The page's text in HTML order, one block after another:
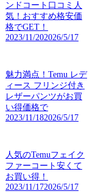
ンドコート口コミ人
気！おすすめ格安価
格でGET！
2023/11/202026/5/17
魅力満点！Temu レデ
ィース フリンジ付き
レザーパンツがお買
い得価格で
2023/11/182026/5/17
人気のTemuフェイク
ファーコート安くて
お買い得！
2023/11/172026/5/17